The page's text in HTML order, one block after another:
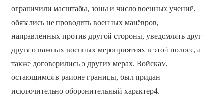
ограничили масштабы, зоны и число военных учений,
обязались не проводить военных манёвров,
направленных против другой стороны, уведомлять друг
друга о важных военных мероприятиях в этой полосе, а
также договорились о других мерах. Войскам,
остающимся в районе границы, был придан
исключительно оборонительный характер4.